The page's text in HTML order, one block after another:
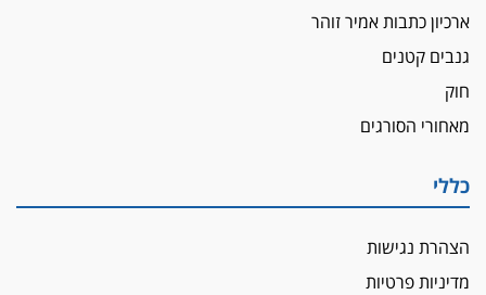
ארכיון כתבות אמיר זוהר
גנבים קטנים
חוק
מאחורי הסורגים
כללי
הצהרת נגישות
מדיניות פרטיות